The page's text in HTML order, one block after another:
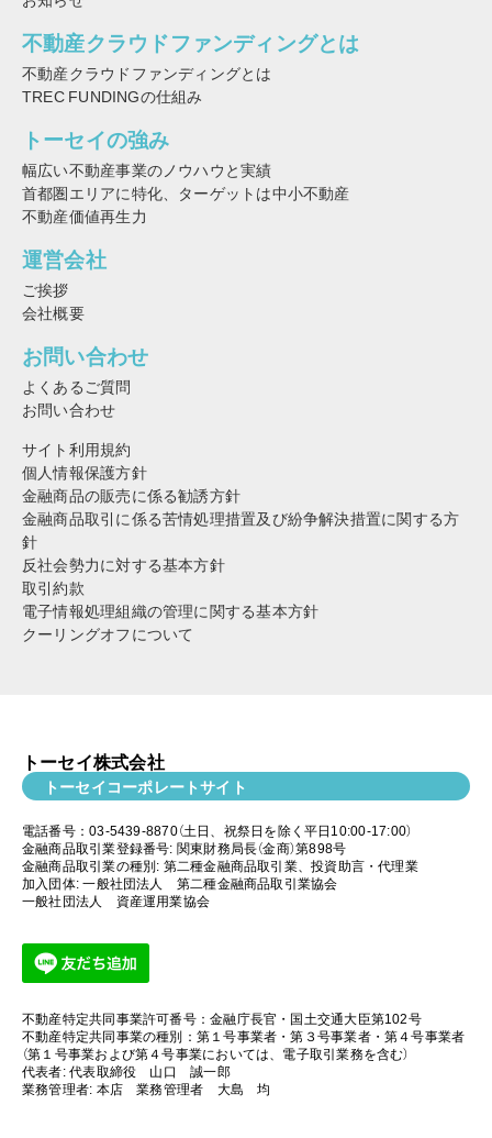
不動産クラウドファンディングとは
不動産クラウドファンディングとは
TREC FUNDINGの仕組み
トーセイの強み
幅広い不動産事業のノウハウと実績
首都圏エリアに特化、ターゲットは中小不動産
不動産価値再生力
運営会社
ご挨拶
会社概要
お問い合わせ
よくあるご質問
お問い合わせ
サイト利用規約
個人情報保護方針
金融商品の販売に係る勧誘方針
金融商品取引に係る苦情処理措置及び紛争解決措置に関する方
針
反社会勢力に対する基本方針
取引約款
電子情報処理組織の管理に関する基本方針
クーリングオフについて
トーセイ株式会社
トーセイコーポレートサイト
電話番号：03-5439-8870（土日、祝祭日を除く平日10:00-17:00）
金融商品取引業登録番号: 関東財務局長（金商）第898号
金融商品取引業の種別: 第二種金融商品取引業、投資助言・代理業
加入団体: 一般社団法人 第二種金融商品取引業協会
一般社団法人 資産運用業協会
不動産特定共同事業許可番号：金融庁長官・国土交通大臣第102号
不動産特定共同事業の種別：第１号事業者・第３号事業者・第４号事業者
（第１号事業および第４号事業においては、電子取引業務を含む）
代表者: 代表取締役 山口 誠一郎
業務管理者: 本店 業務管理者 大島 均